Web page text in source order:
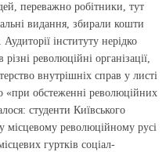
переважно робітники, тут
видання, збирали кошти
інституту нерідко
революційні організації,
внутрішніх справ у листі
«при обстеженні революційних
студенти Київського
у місцевому революційному русі
гуртків соціал-